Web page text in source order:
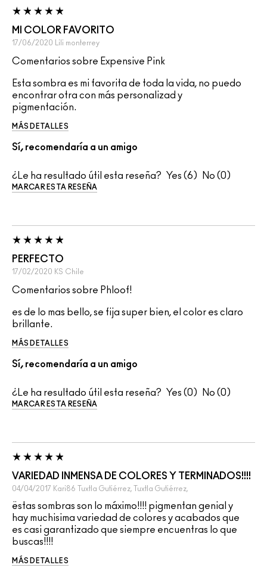
MI COLOR FAVORITO
17/06/2020 Lili monterrey
Comentarios sobre Expensive Pink
Esta sombra es mi favorita de toda la vida, no puedo
encontrar otra con más personalizad y
pigmentación.
MÁS DETALLES
Sí, recomendaría a un amigo
¿Le ha resultado útil esta reseña? 6 0
MARCAR ESTA RESEÑA
PERFECTO
17/02/2020 KS Chile
Comentarios sobre Phloof!
es de lo mas bello, se fija super bien, el color es claro
brillante.
MÁS DETALLES
Sí, recomendaría a un amigo
¿Le ha resultado útil esta reseña? 0 0
MARCAR ESTA RESEÑA
VARIEDAD INMENSA DE COLORES Y TERMINADOS!!!!
04/04/2017 Kari86 Tuxtla Gutiérrez, Tuxtla Gutiérrez,
ëstas sombras son lo máximo!!!! pigmentan genial y
hay muchisima variedad de colores y acabados que
es casi garantizado que siempre encuentras lo que
buscas!!!!
MÁS DETALLES